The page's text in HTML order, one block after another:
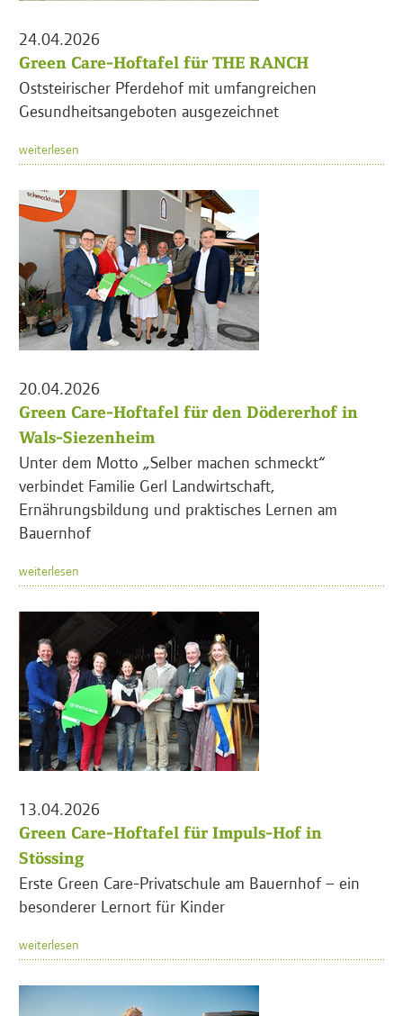
24.04.2026
Green Care-Hoftafel für THE RANCH
Oststeirischer Pferdehof mit umfangreichen
Gesundheitsangeboten ausgezeichnet
weiterlesen
20.04.2026
Green Care-Hoftafel für den Dödererhof in
Wals-Siezenheim
Unter dem Motto „Selber machen schmeckt“
verbindet Familie Gerl Landwirtschaft,
Ernährungsbildung und praktisches Lernen am
Bauernhof
weiterlesen
13.04.2026
Green Care-Hoftafel für Impuls-Hof in
Stössing
Erste Green Care-Privatschule am Bauernhof – ein
besonderer Lernort für Kinder
weiterlesen